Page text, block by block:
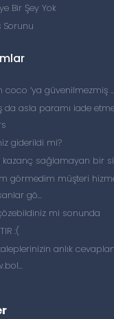
Bir Şey Yok
Sorunu
‘ya güvenilmezmiş
asla paramı iade
giderildi mi?
sağlamayan bir
görmedim müşteri
gö...
mi sonunda
:(
anlık